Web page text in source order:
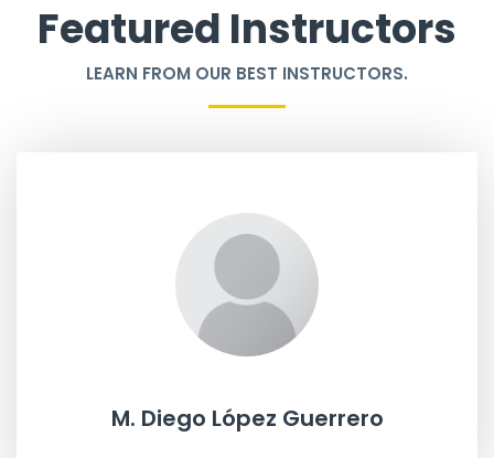
Featured Instructors
LEARN FROM OUR BEST INSTRUCTORS.
M. Diego López Guerrero